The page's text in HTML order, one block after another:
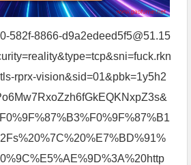
582f-8866-d9a2edeed5f5@51.15
rprx-vision&sid=01&pbk=1y5h2